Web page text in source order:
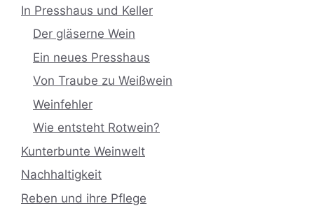
In Presshaus und Keller
Der gläserne Wein
Ein neues Presshaus
Von Traube zu Weißwein
Weinfehler
Wie entsteht Rotwein?
Kunterbunte Weinwelt
Nachhaltigkeit
Reben und ihre Pflege